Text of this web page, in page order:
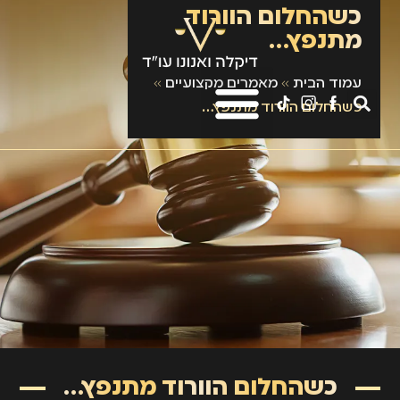
כשהחלום הוורוד
מתנפץ…
עמוד הבית» מאמרים מקצועיים »
כשהחלום הוורוד מתנפץ…
כשהחלום הוורוד מתנפץ…